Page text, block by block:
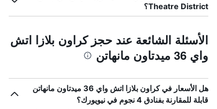
Theatre District؟
الأسئلة الشائعة عند حجز كراون بلازا اتش
واي 36 ميدتاون مانهاتن
هل الأسعار في كراون بلازا اتش واي 36 ميدتاون مانهاتن
قابلة للمقارنة بفنادق 4 نجوم في نيويورك؟